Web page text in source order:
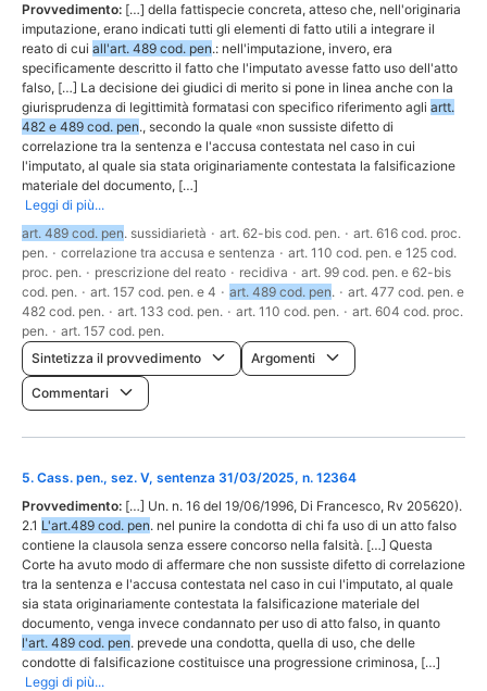
Provvedimento: […] della fattispecie concreta, atteso che, nell'originaria
imputazione, erano indicati tutti gli elementi di fatto utili a integrare il
reato di cui all'art. 489 cod. pen.: nell'imputazione, invero, era
specificamente descritto il fatto che l'imputato avesse fatto uso dell'atto
falso, […] La decisione dei giudici di merito si pone in linea anche con la
giurisprudenza di legittimità formatasi con specifico riferimento agli artt.
482 e 489 cod. pen., secondo la quale «non sussiste difetto di
correlazione tra la sentenza e l'accusa contestata nel caso in cui
l'imputato, al quale sia stata originariamente contestata la falsificazione
materiale del documento, […]
Leggi di più...
art. 489 cod. pen. sussidiarietà · art. 62-bis cod. pen. · art. 616 cod. proc.
pen. · correlazione tra accusa e sentenza · art. 110 cod. pen. e 125 cod.
proc. pen. · prescrizione del reato · recidiva · art. 99 cod. pen. e 62-bis
cod. pen. · art. 157 cod. pen. e 4 · art. 489 cod. pen. · art. 477 cod. pen. e
482 cod. pen. · art. 133 cod. pen. · art. 110 cod. pen. · art. 604 cod. proc.
pen. · art. 157 cod. pen.
Sintetizza il provvedimento
Argomenti
Commentari
5. Cass. pen., sez. V, sentenza 31/03/2025, n. 12364
Provvedimento: […] Un. n. 16 del 19/06/1996, Di Francesco, Rv 205620).
2.1 L'art.489 cod. pen. nel punire la condotta di chi fa uso di un atto falso
contiene la clausola senza essere concorso nella falsità. […] Questa
Corte ha avuto modo di affermare che non sussiste difetto di correlazione
tra la sentenza e l'accusa contestata nel caso in cui l'imputato, al quale
sia stata originariamente contestata la falsificazione materiale del
documento, venga invece condannato per uso di atto falso, in quanto
l'art. 489 cod. pen. prevede una condotta, quella di uso, che delle
condotte di falsificazione costituisce una progressione criminosa, […]
Leggi di più...